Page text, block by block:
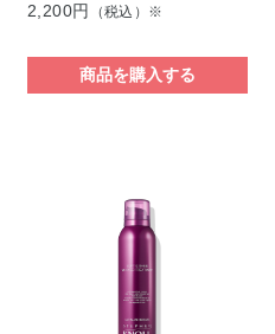
2,200円
（税込）※
商品を購入する